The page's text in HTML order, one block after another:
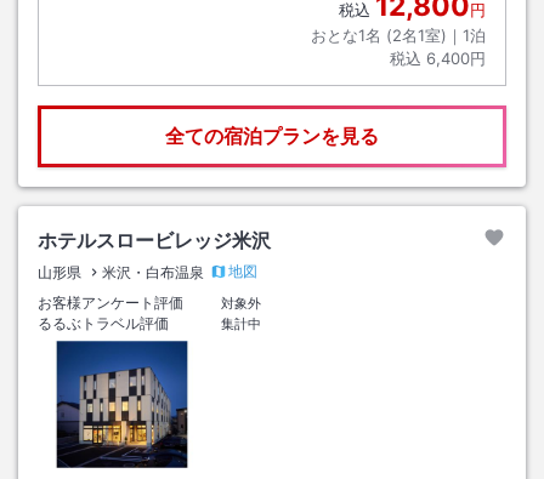
税込
円
おとな1名 (2名1室)｜ 1泊
税込 6,400円
全ての宿泊プランを見る
ホテルスロービレッジ米沢
山形県 米沢・白布温泉
地図
お客様アンケート評価
対象外
るるぶトラベル評価 集計中